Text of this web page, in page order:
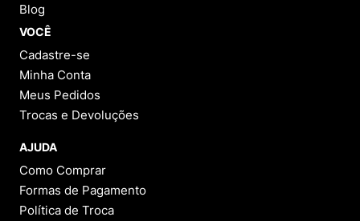
Blog
VOCÊ
Cadastre-se
Minha Conta
Meus Pedidos
Trocas e Devoluções
AJUDA
Como Comprar
Formas de Pagamento
Política de Troca